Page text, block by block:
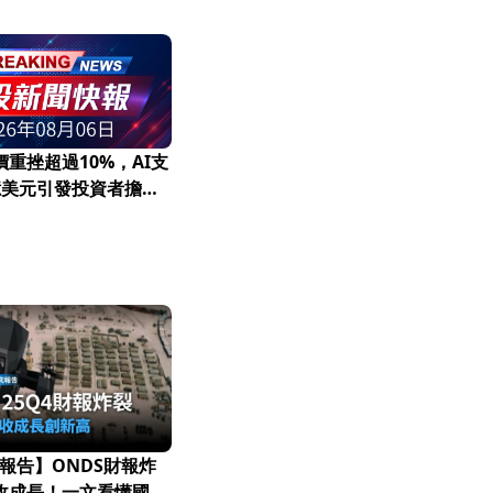
重挫超過10%，AI支
元引發投資者擔
告】ONDS財報炸